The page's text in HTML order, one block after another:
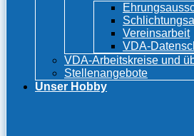
Vereinsarbeit
VDA-
VDA-Arbeitskreise und
Stellenangebote
Unser Hobby